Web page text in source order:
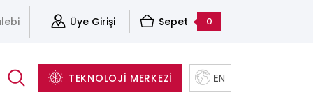
Üye Girişi Sepet 0
TEKNOLOJİ MERKEZİ EN